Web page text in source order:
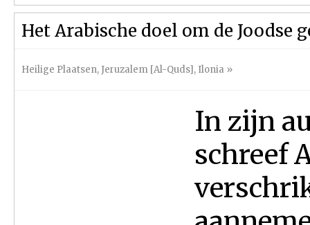
Het Arabische doel om de Joodse
Heilige Plaatsen, Jeruzalem [Al-Quds], Ilonia »
In zijn
schreef